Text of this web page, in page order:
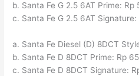
b. Santa Fe G 2.5 6AT Prime: Rp
c. Santa Fe G 2.5 6AT
a. Santa Fe Diesel (D) 8DCT
b. Santa Fe D 8DCT Prime: Rp
c. Santa Fe D 8DCT Signature: